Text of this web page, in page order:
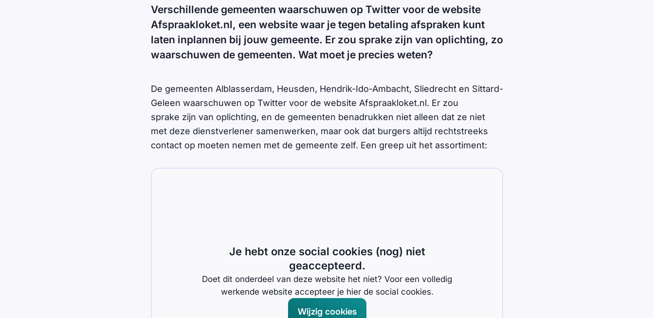
Verschillende gemeenten waarschuwen op Twitter voor de website
Afspraakloket.nl, een website waar je tegen betaling afspraken kunt
laten inplannen bij jouw gemeente. Er zou sprake zijn van oplichting, zo
waarschuwen de gemeenten. Wat moet je precies weten?
De gemeenten Alblasserdam, Heusden, Hendrik-Ido-Ambacht, Sliedrecht en Sittard-
Geleen waarschuwen op Twitter voor de website Afspraakloket.nl. Er zou
sprake zijn van oplichting, en de gemeenten benadrukken niet alleen dat ze niet
met deze dienstverlener samenwerken, maar ook dat burgers altijd rechtstreeks
contact op moeten nemen met de gemeente zelf. Een greep uit het assortiment:
Je hebt onze social cookies (nog) niet
geaccepteerd.
Doet dit onderdeel van deze website het niet? Voor een volledig
werkende website accepteer je hier de social cookies.
Wijzig cookies